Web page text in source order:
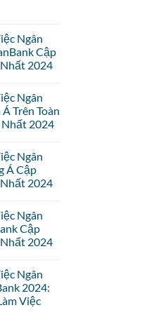
Ngân
Cập
2024
Ngân
Trên Toàn
2024
Ngân
Á Cập
2024
Ngân
Cập
2024
Ngân
2024:
Việc